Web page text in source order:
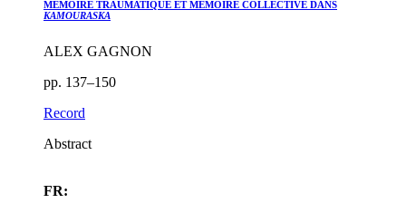
MÉMOIRE TRAUMATIQUE ET MÉMOIRE COLLECTIVE DANS
KAMOURASKA
ALEX GAGNON
pp. 137–150
Record
Abstract
FR: